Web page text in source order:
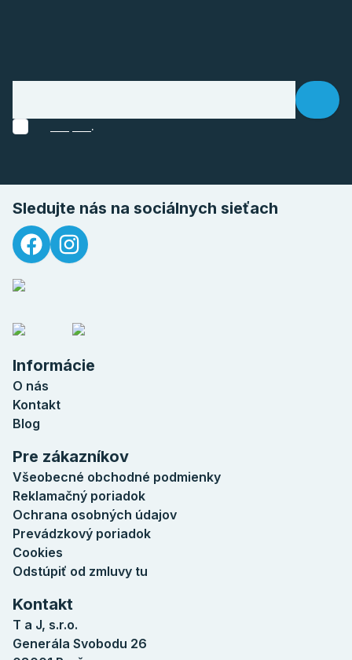
.
Sledujte nás na sociálnych sieťach
Informácie
O nás
Kontakt
Blog
Pre zákazníkov
Všeobecné obchodné podmienky
Reklamačný poriadok
Ochrana osobných údajov
Prevádzkový poriadok
Cookies
Odstúpiť od zmluvy tu
Kontakt
T a J, s.r.o.
Generála Svobodu 26